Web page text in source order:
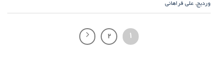
وردیج, علی فراهانی
1
2